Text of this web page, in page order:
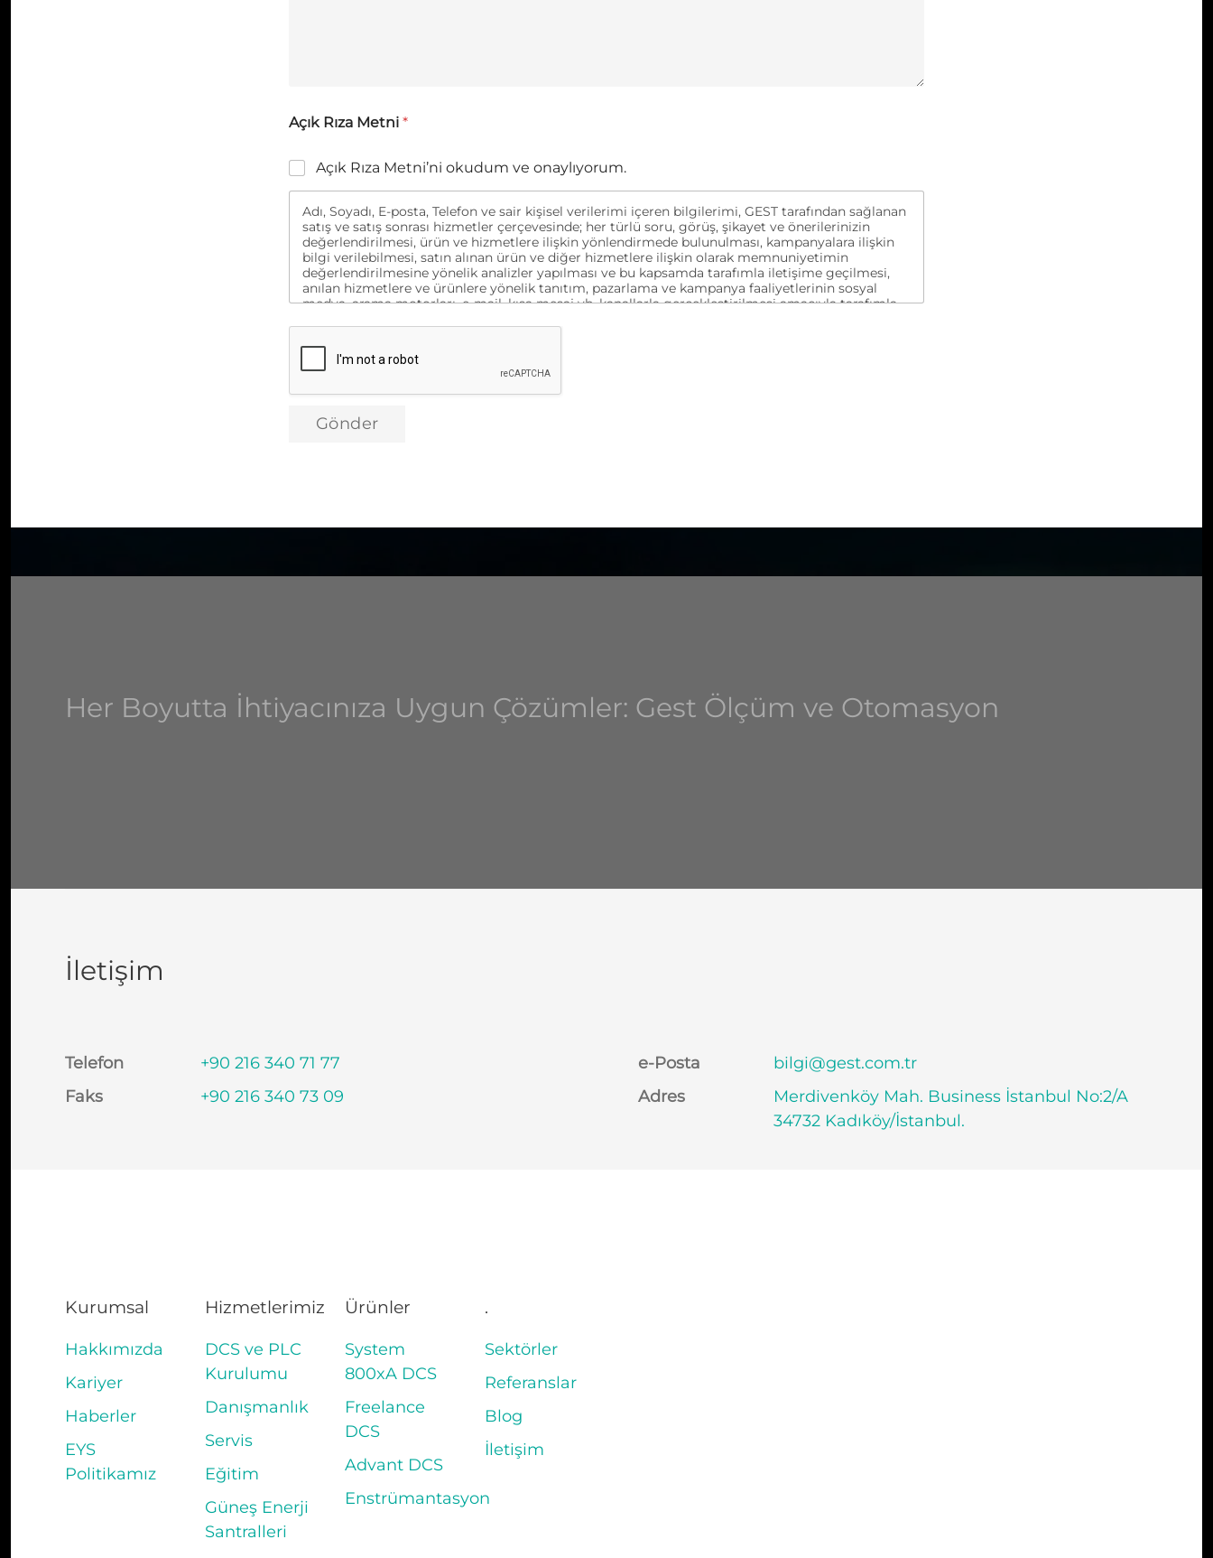
Açık Rıza Metni *
Açık Rıza Metni’ni okudum ve onaylıyorum.
Adı, Soyadı, E-posta, Telefon ve sair kişisel verilerimi içeren bilgilerimi, GEST tarafından sağlanan
satış ve satış sonrası hizmetler çerçevesinde; her türlü soru, görüş, şikayet ve önerilerinizin
değerlendirilmesi, ürün ve hizmetlere ilişkin yönlendirmede bulunulması, kampanyalara ilişkin
bilgi verilebilmesi, satın alınan ürün ve diğer hizmetlere ilişkin olarak memnuniyetimin
değerlendirilmesine yönelik analizler yapılması ve bu kapsamda tarafımla iletişime geçilmesi,
anılan hizmetlere ve ürünlere yönelik tanıtım, pazarlama ve kampanya faaliyetlerinin sosyal
medya, arama motorları, e-mail, kısa mesaj vb. kanallarla gerçekleştirilmesi amacıyla tarafımla
rızam ile onaylıyorum.
Gönder
Her Boyutta İhtiyacınıza Uygun Çözümler: Gest Ölçüm ve Otomasyon
İletişim
Telefon
+90 216 340 71 77
Faks
+90 216 340 73 09
e-Posta
bilgi@gest.com.tr
Adres
Merdivenköy Mah. Business İstanbul No:2/A
34732 Kadıköy/İstanbul.
Kurumsal
Hakkımızda
Kariyer
Haberler
EYS
Politikamız
Hizmetlerimiz
DCS ve PLC
Kurulumu
Danışmanlık
Servis
Eğitim
Güneş Enerji
Santralleri
Ürünler
System
800xA DCS
Freelance
DCS
Advant DCS
Enstrümantasyon
.
Sektörler
Referanslar
Blog
İletişim